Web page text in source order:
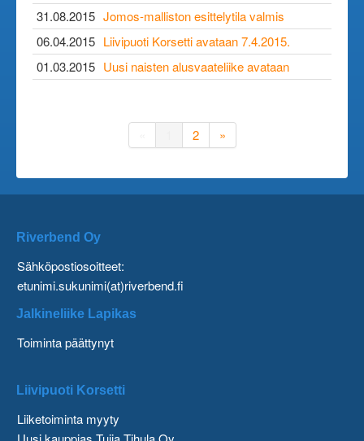
31.08.2015 Jomos-malliston esittelytila valmis
06.04.2015 Liivipuoti Korsetti avataan 7.4.2015.
01.03.2015 Uusi naisten alusvaateliike avataan
2 »
Riverbend Oy
Sähköpostiosoitteet:
etunimi.sukunimi(at)riverbend.fi
Jalkineliike Lapikas
Toiminta päättynyt
Liivipuoti Korsetti
Liiketoiminta myyty